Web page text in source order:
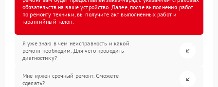
обязательств на ваше устройство. Далее, после выполнения работ
по ремонту техники, вы получите акт выполненных работ и
гарантийный талон.
Я уже знаю в чем неисправность и какой
ремонт необходим. Для чего проводить
диагностику?
Мне нужен срочный ремонт. Сможете
сделать?